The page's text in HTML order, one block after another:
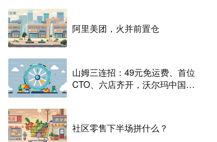
阿里美团，火并前置仓
山姆三连招：49元免运费、首位
CTO、六店齐开，沃尔玛中国在
社区零售下半场拼什么？